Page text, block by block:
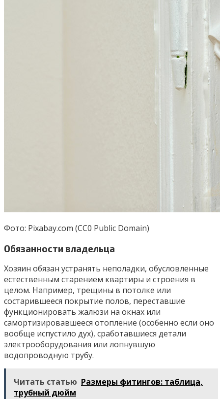
Фото: Pixabay.com (CC0 Public Domain)
Обязанности владельца
Хозяин обязан устранять неполадки, обусловленные
естественным старением квартиры и строения в
целом. Например, трещины в потолке или
состарившееся покрытие полов, переставшие
функционировать жалюзи на окнах или
самортизировавшееся отопление (особенно если оно
вообще испустило дух), сработавшиеся детали
электрооборудования или лопнувшую
водопроводную трубу.
Читать статью Размеры фитингов: таблица,
трубный дюйм